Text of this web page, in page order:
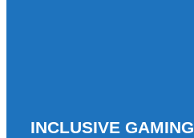
INCLUSIVE GAMING